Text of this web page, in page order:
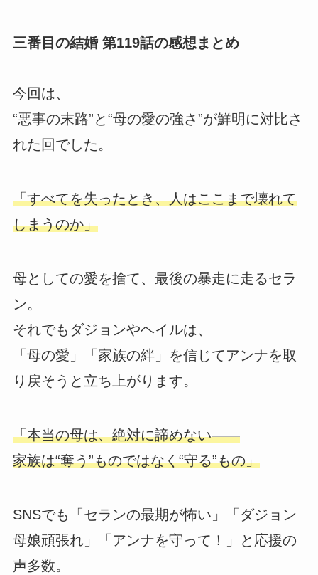
三番目の結婚 第119話の感想まとめ
今回は、
“悪事の末路”と“母の愛の強さ”が鮮明に対比さ
れた回でした。
「すべてを失ったとき、人はここまで壊れて
しまうのか」
母としての愛を捨て、最後の暴走に走るセラ
ン。
それでもダジョンやヘイルは、
「母の愛」「家族の絆」を信じてアンナを取
り戻そうと立ち上がります。
「本当の母は、絶対に諦めない――
家族は“奪う”ものではなく“守る”もの」
SNSでも「セランの最期が怖い」「ダジョン
母娘頑張れ」「アンナを守って！」と応援の
声多数。